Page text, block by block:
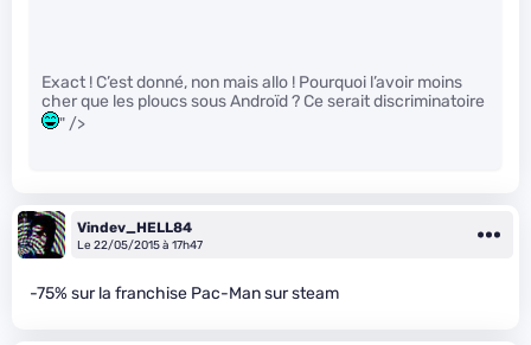
Exact ! C’est donné, non mais allo ! Pourquoi l’avoir moins
cher que les ploucs sous Androïd ? Ce serait discriminatoire
" />
Vindev_HELL84
Le 22/05/2015 à 17h47
-75% sur la franchise Pac-Man sur steam